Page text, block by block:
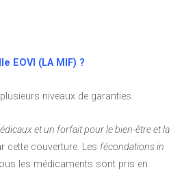
EOVI (LA MIF) ?
niveaux de garanties.
et un forfait pour le bien-être et la
cette couverture. Les fécondations in
les médicaments sont pris en